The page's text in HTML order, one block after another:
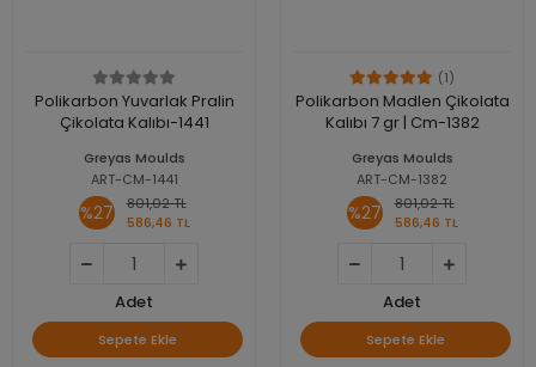
Polikarbon Yuvarlak Pralin
Çikolata Kalıbı-1441
Greyas Moulds
ART-CM-1441
%27
801,02 TL
586,46 TL
Adet
Sepete Ekle
(1)
Polikarbon Madlen Çikolata
Kalıbı 7 gr | Cm-1382
Greyas Moulds
ART-CM-1382
%27
801,02 TL
586,46 TL
Adet
Sepete Ekle